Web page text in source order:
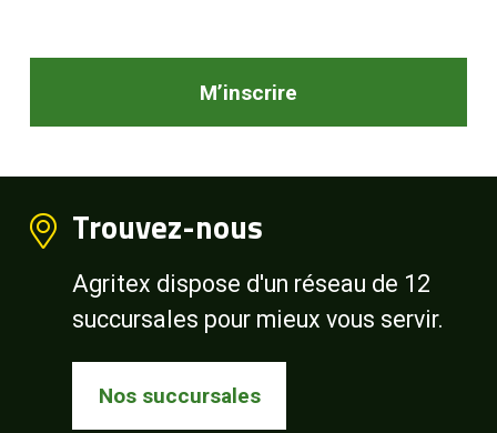
M’inscrire
Trouvez-nous
Agritex dispose d'un réseau de 12
succursales pour mieux vous servir.
Nos succursales